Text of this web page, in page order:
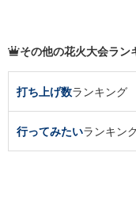
その他の花火大会ラン
打ち上げ数ランキング
行ってみたいランキン